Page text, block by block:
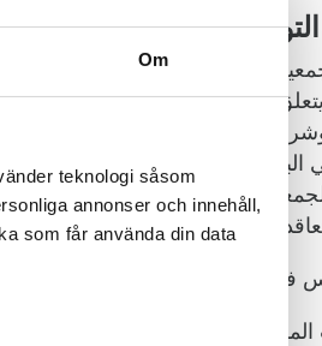
Om
teknologi såsom
annonser och innehåll,
som får använda din data
التواصل”
المستأجرين في منطقة
يتعلق بالاشتباه في وجود مراقبة
وشرفات متضررة، وتساقط أجزاء
الداخلية للمساكن، مثل
السكان على تقديم بلاغات
غير معقولة تخص أماكن
فالدينستروم، المستشار
منذ أن تولت «ليلشيبو»